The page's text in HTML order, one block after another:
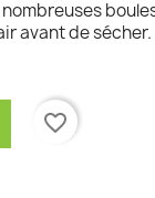
avant de sécher.
favorite_border